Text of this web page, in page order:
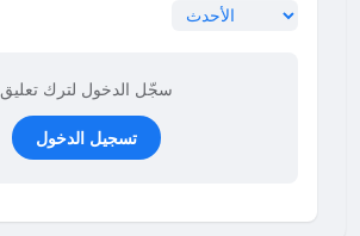
سجّل الدخول لترك تعليق
تسجيل الدخول